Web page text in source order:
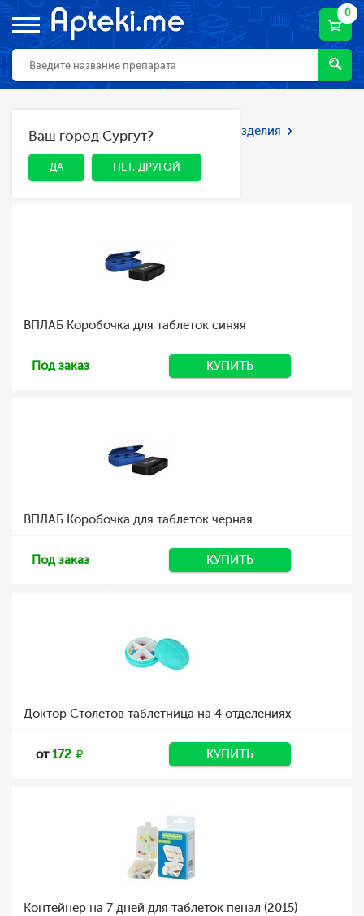
0
ДА НЕТ, ДРУГОЙ
Ваш город Сургут?
ДА НЕТ, ДРУГОЙ
Главная Каталог
Мед. приборы и изделия
Таблетницы
Таблетницы
ВПЛАБ Коробочка для таблеток синяя
Под заказ КУПИТЬ
ВПЛАБ Коробочка для таблеток черная
Под заказ КУПИТЬ
Доктор Столетов таблетница на 4 отделениях
от172 КУПИТЬ
Контейнер на 7 дней для таблеток пенал (2015)